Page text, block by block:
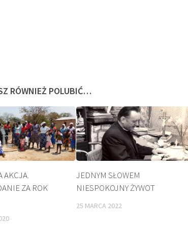
RÓWNIEŻ POLUBIĆ…
AKCJA.
ZA ROK
JEDNYM SŁOWEM
NIESPOKOJNY ŻYWOT
25 MARCA 2022